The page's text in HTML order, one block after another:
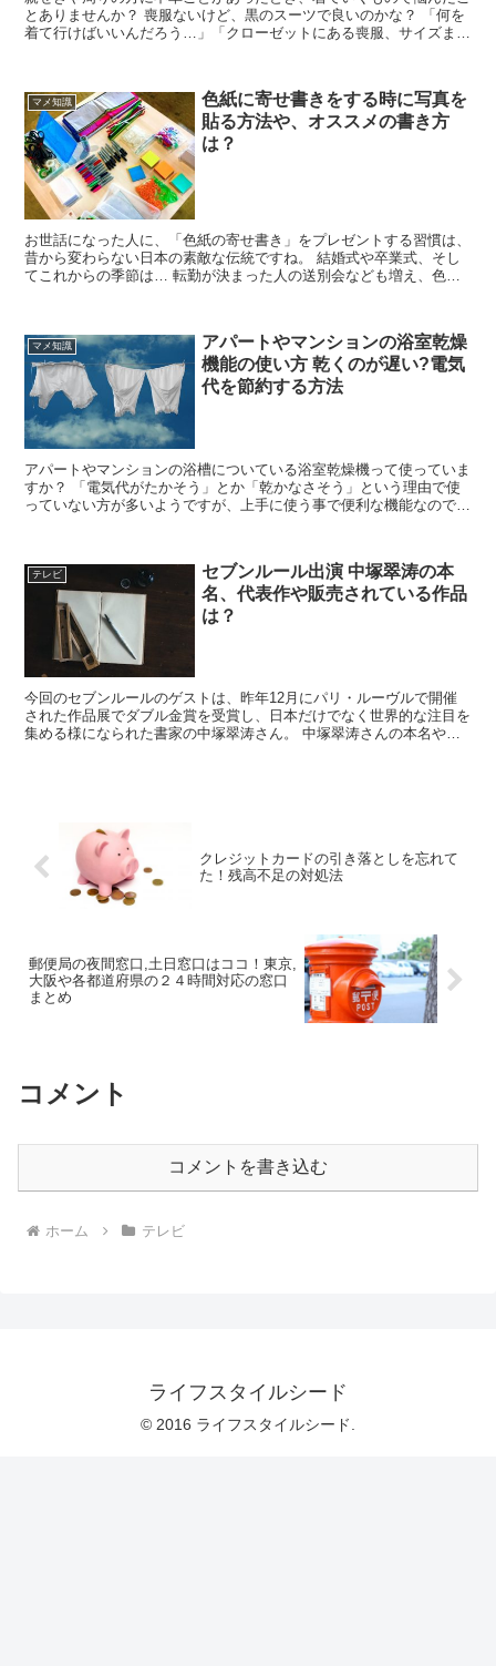
とありませんか？ 喪服ないけど、黒のスーツで良いのかな？ 「何を
着て行けばいいんだろう…」「クローゼットにある喪服、サイズまだ
マメ知識
色紙に寄せ書きをする時に写真を
貼る方法や、オススメの書き方
は？
お世話になった人に、「色紙の寄せ書き」をプレゼントする習慣は、
昔から変わらない日本の素敵な伝統ですね。 結婚式や卒業式、そし
てこれからの季節は… 転勤が決まった人の送別会なども増え、色紙
マメ知識
アパートやマンションの浴室乾燥
機能の使い方 乾くのが遅い?電気
代を節約する方法
アパートやマンションの浴槽についている浴室乾燥機って使っていま
すか？ 「電気代がたかそう」とか「乾かなさそう」という理由で使
っていない方が多いようですが、上手に使う事で便利な機能なので、
テレビ
セブンルール出演 中塚翠涛の本
名、代表作や販売されている作品
は？
今回のセブンルールのゲストは、昨年12月にパリ・ルーヴルで開催
された作品展でダブル金賞を受賞し、日本だけでなく世界的な注目を
集める様になられた書家の中塚翠涛さん。 中塚翠涛さんの本名や、
クレジットカードの引き落としを忘れて
た！残高不足の対処法
郵便局の夜間窓口,土日窓口はココ！東京,
大阪や各都道府県の２４時間対応の窓口
まとめ
コメント
コメントを書き込む
ホーム テレビ
ライフスタイルシード
© 2016 ライフスタイルシード.